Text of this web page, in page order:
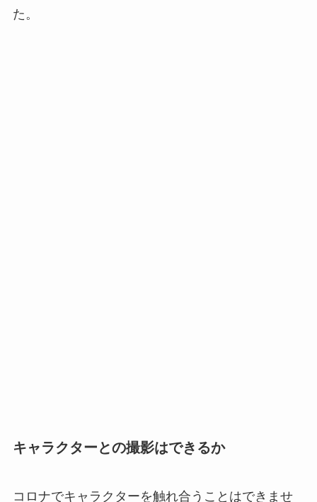
た。
キャラクターとの撮影はできるか
コロナでキャラクターを触れ合うことはできませ